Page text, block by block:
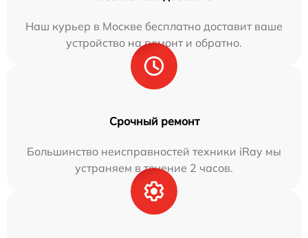
Наш курьер в Москве бесплатно доставит ваше
устройство на ремонт и обратно.
Срочный ремонт
Большинство неисправностей техники iRay мы
устраняем в течение 2 часов.